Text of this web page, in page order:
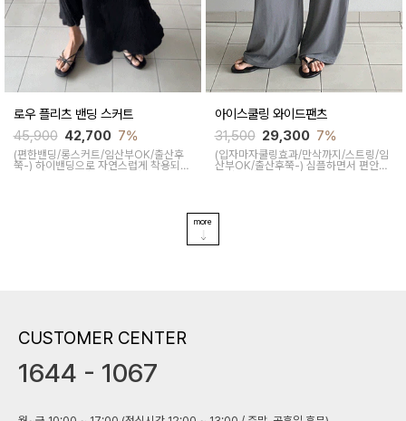
로우 플리츠 밴딩 스커트
45,900 42,700 7%
(편한밴딩/롱스커트/임산부OK/출산후
쭉-) 하이밴딩으로 자연스럽게 착용되어
아이스쿨링 와이드팬츠
31,500 29,300 7%
(입자마자쿨링효과/만삭까지/스트링/임
산부OK/출산후쭉-) 심플하면서 편안해
more
CUSTOMER CENTER
1644 - 1067